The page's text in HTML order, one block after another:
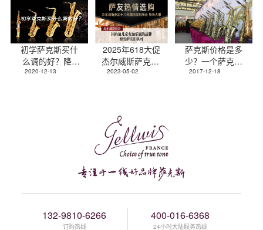
初学萨克斯买什
么调的好？降e
调中音萨克斯！
2020-12-13
2025年618大促
杰尔威斯萨克斯.
次中音报价表
2023-05-02
萨克斯价格是多
少？一个萨克斯
要多少钱？
2017-12-18
132-9810-6266
订购热线
400-016-6368
24小时大陆服务热线